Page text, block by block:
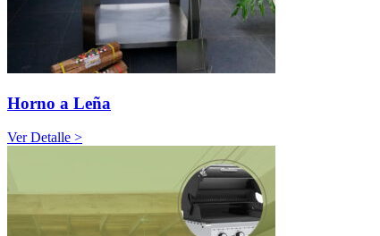
Horno a Leña
Ver Detalle >